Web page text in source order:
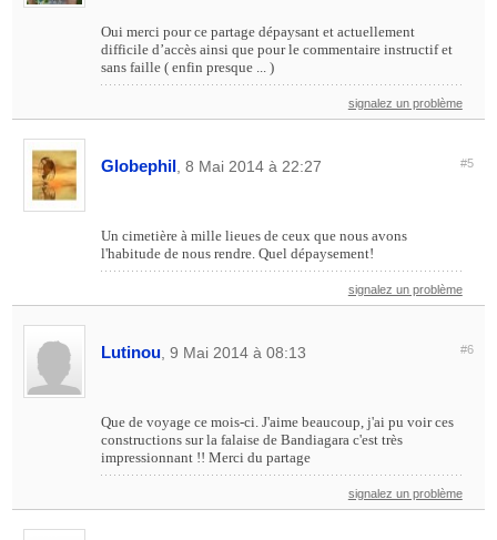
Oui merci pour ce partage dépaysant et actuellement
difficile d’accès ainsi que pour le commentaire instructif et
sans faille ( enfin presque ... )
signalez un problème
Globephil , 8 Mai 2014 à 22:27 #5
Un cimetière à mille lieues de ceux que nous avons
l'habitude de nous rendre. Quel dépaysement!
signalez un problème
Lutinou , 9 Mai 2014 à 08:13 #6
Que de voyage ce mois-ci. J'aime beaucoup, j'ai pu voir ces
constructions sur la falaise de Bandiagara c'est très
impressionnant !! Merci du partage
signalez un problème